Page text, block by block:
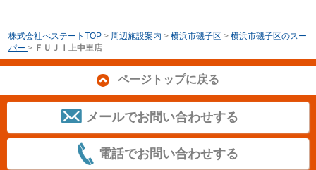
株式会社べステートTOP > 周辺施設案内 > 横浜市磯子区 > 横浜市磯子区のスー
パー > ＦＵＪＩ上中里店
ページトップに戻る
メールでお問い合わせする
電話でお問い合わせする